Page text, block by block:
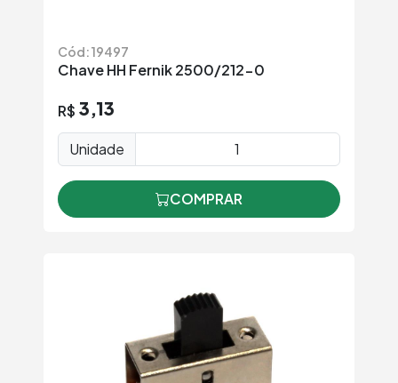
Cód: 19497
Chave HH Fernik 2500/212-0
R$ 3,13
Unidade
COMPRAR